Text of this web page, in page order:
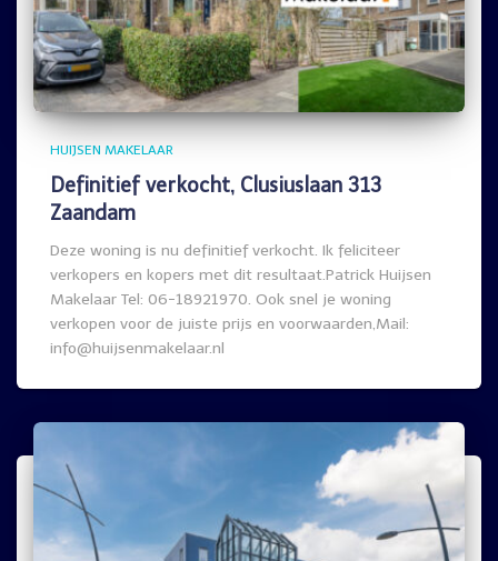
HUIJSEN MAKELAAR
Definitief verkocht, Clusiuslaan 313
Zaandam
Deze woning is nu definitief verkocht. Ik feliciteer
verkopers en kopers met dit resultaat.Patrick Huijsen
Makelaar Tel: 06-18921970. Ook snel je woning
verkopen voor de juiste prijs en voorwaarden,Mail:
info@huijsenmakelaar.nl